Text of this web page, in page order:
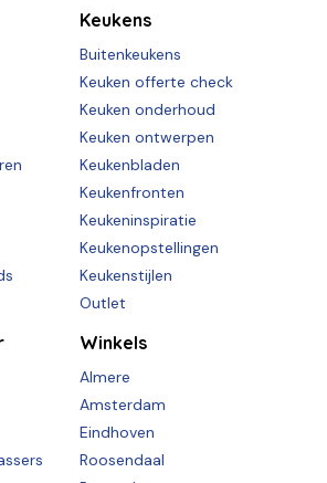
Keukens
Buitenkeukens
Keuken offerte check
Keuken onderhoud
Keuken ontwerpen
Keukenbladen
Keukenfronten
Keukeninspiratie
Keukenopstellingen
Keukenstijlen
Outlet
Winkels
Almere
Amsterdam
Eindhoven
Roosendaal